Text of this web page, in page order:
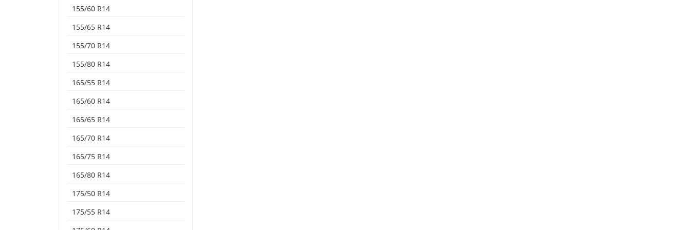
155/60 R14
155/65 R14
155/70 R14
155/80 R14
165/55 R14
165/60 R14
165/65 R14
165/70 R14
165/75 R14
165/80 R14
175/50 R14
175/55 R14